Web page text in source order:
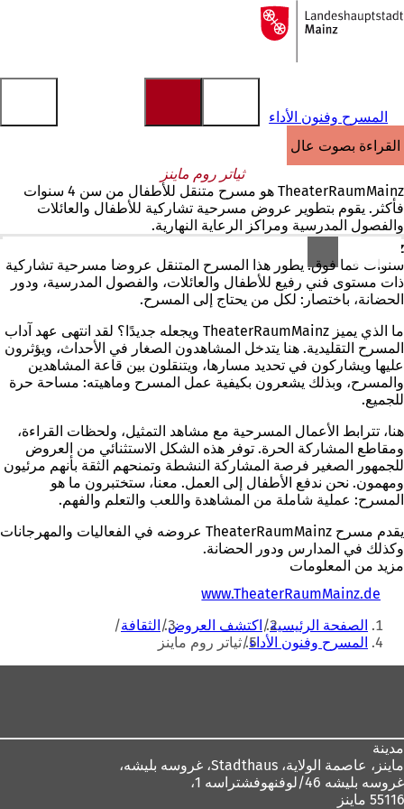
الانتقال إلى المحتوى
إلى
الصفحة
المسرح وفنون الأداء
القراءة بصوت عالٍ
ثياتر روم ماينز
TheaterRaumMainz هو مسرح متنقل للأطفال من سن 4 سنوات
فأكثر. يقوم بتطوير عروض مسرحية تشاركية للأطفال والعائلات
والفصول المدرسية ومراكز الرعاية النهارية.
TheaterRaumMainz
سنوات فما فوق. يطور هذا المسرح المتنقل عروضاً مسرحية تشاركية
ذات مستوى فني رفيع للأطفال والعائلات، والفصول المدرسية، ودور
الحضانة، باختصار: لكل من يحتاج إلى المسرح.
ما الذي يميز TheaterRaumMainz ويجعله جديدًا؟ لقد انتهى عهد آداب
المسرح التقليدية. هنا يتدخل المشاهدون الصغار في الأحداث، ويؤثرون
عليها ويشاركون في تحديد مسارها، ويتنقلون بين قاعة المشاهدين
والمسرح، وبذلك يشعرون بكيفية عمل المسرح وماهيته: مساحة حرة
للجميع.
هنا، تترابط الأعمال المسرحية مع مشاهد التمثيل، ولحظات القراءة،
ومقاطع المشاركة الحرة. توفر هذه الشكل الاستثنائي من العروض
للجمهور الصغير فرصة المشاركة النشطة وتمنحهم الثقة بأنهم مرئيون
ومهمون. نحن ندفع الأطفال إلى العمل. معنا، ستختبرون ما هو
المسرح: عملية شاملة من المشاهدة واللعب والتعلم والفهم.
يقدم مسرح TheaterRaumMainz عروضه في الفعاليات والمهرجانات
وكذلك في المدارس ودور الحضانة.
مزيد من المعلومات
www.TheaterRaumMainz.de
(
ف
ت
ح
م
ة
أنت
هنا
الصفحة الرئيسية اكتشف العروض الثقافة
المسرح وفنون الأداء ثياتر روم ماينز
مدينة
ماينز، عاصمة الولاية،
غروسه بليشه 46/لوفنهوفشتراسه 1،
55116 ماينز